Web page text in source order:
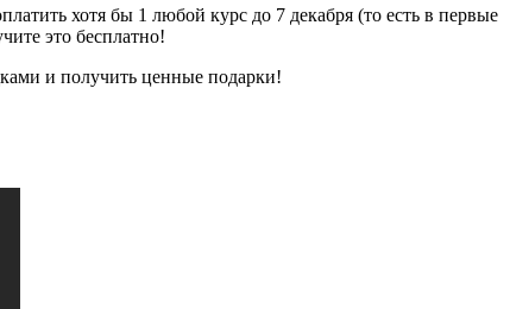
хотя бы 1 любой курс до 7 декабря (то есть в первые
это бесплатно!
и получить ценные подарки!